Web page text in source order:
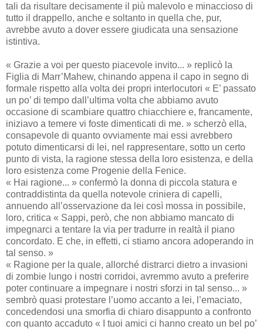
tali da risultare decisamente il più malevolo e minaccioso di
tutto il drappello, anche e soltanto in quella che, pur,
avrebbe avuto a dover essere giudicata una sensazione
istintiva.
« Grazie a voi per questo piacevole invito... » replicò la
Figlia di Marr’Mahew, chinando appena il capo in segno di
formale rispetto alla volta dei propri interlocutori « E’ passato
un po’ di tempo dall’ultima volta che abbiamo avuto
occasione di scambiare quattro chiacchiere e, francamente,
iniziavo a temere vi foste dimenticati di me. » scherzò ella,
consapevole di quanto ovviamente mai essi avrebbero
potuto dimenticarsi di lei, nel rappresentare, sotto un certo
punto di vista, la ragione stessa della loro esistenza, e della
loro esistenza come Progenie della Fenice.
« Hai ragione... » confermò la donna di piccola statura e
contraddistinta da quella notevole criniera di capelli,
annuendo all’osservazione da lei così mossa in possibile,
loro, critica « Sappi, però, che non abbiamo mancato di
impegnarci a tentare la via per tradurre in realtà il piano
concordato. E che, in effetti, ci stiamo ancora adoperando in
tal senso. »
« Ragione per la quale, allorché distrarci dietro a invasioni
di zombie lungo i nostri corridoi, avremmo avuto a preferire
poter continuare a impegnare i nostri sforzi in tal senso... »
sembrò quasi protestare l’uomo accanto a lei, l’emaciato,
concedendosi una smorfia di chiaro disappunto a confronto
con quanto accaduto « I tuoi amici ci hanno creato un bel po’